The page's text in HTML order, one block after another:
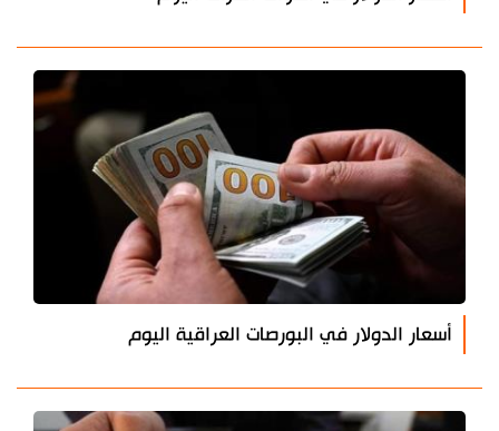
أسعار الدولار في البورصات العراقية اليوم